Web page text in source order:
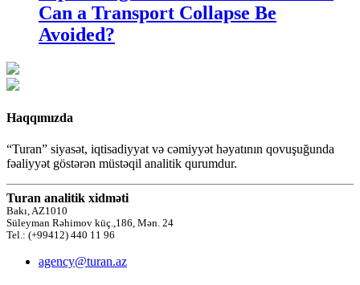
Can a Transport Collapse Be
Avoided?
Haqqımızda
“Turan” siyasət, iqtisadiyyat və cəmiyyət həyatının qovuşuğunda
fəaliyyət göstərən müstəqil analitik qurumdur.
Turan analitik xidməti
Bakı, AZ1010
Süleyman Rəhimov küç.,186, Mən. 24
Tel.: (+99412) 440 11 96
agency@turan.az